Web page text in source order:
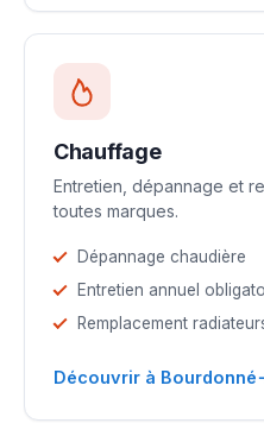
Chauffage
Entretien, dépannage et
toutes marques.
Dépannage chaudière
Entretien annuel
Remplacement
Découvrir à Bourdonné